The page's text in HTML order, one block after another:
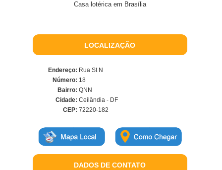
Casa lotérica em Brasília
LOCALIZAÇÃO
Endereço: Rua St N
Número: 18
Bairro: QNN
Cidade: Ceilândia - DF
CEP: 72220-182
DADOS DE CONTATO